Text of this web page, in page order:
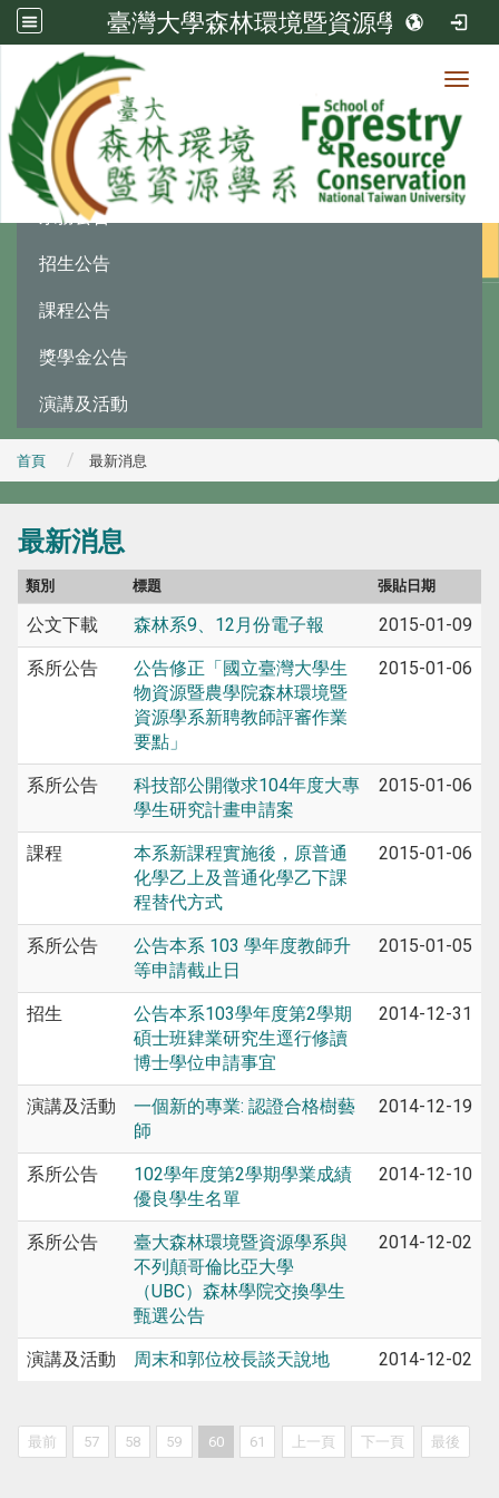
臺灣大學森林環境暨資源學系
最新消息
系務公告
招生公告
課程公告
獎學金公告
演講及活動
首頁 最新消息
最新消息
類別 標題 張貼日期
公文下載 森林系9、12月份電子報 2015-01-09
系所公告
公告修正「國立臺灣大學生
物資源暨農學院森林環境暨
資源學系新聘教師評審作業
要點」
2015-01-06
系所公告
科技部公開徵求104年度大專
學生研究計畫申請案
2015-01-06
課程
本系新課程實施後，原普通
化學乙上及普通化學乙下課
程替代方式
2015-01-06
系所公告
公告本系 103 學年度教師升
等申請截止日
2015-01-05
招生
公告本系103學年度第2學期
碩士班肄業研究生逕行修讀
博士學位申請事宜
2014-12-31
演講及活動
一個新的專業: 認證合格樹藝
師
2014-12-19
系所公告
102學年度第2學期學業成績
優良學生名單
2014-12-10
系所公告
臺大森林環境暨資源學系與
不列顛哥倫比亞大學
（UBC）森林學院交換學生
甄選公告
2014-12-02
演講及活動 周末和郭位校長談天說地 2014-12-02
最前 57 58 59 60 61 上一頁 下一頁 最後